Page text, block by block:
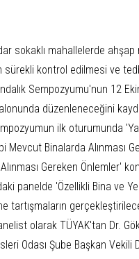
sokaklı mahallelerde ahşap
sürekli kontrol edilmesi ve
Sempozyumu'nun 12
düzenleneceğini
ilk oturumunda
Mevcut Binalarda Alınması
Gereken Önlemler'
panelde 'Özellikli Bina ve
tartışmaların
olarak TÜYAK'tan Dr.
Odası Şube Başkan Vekili